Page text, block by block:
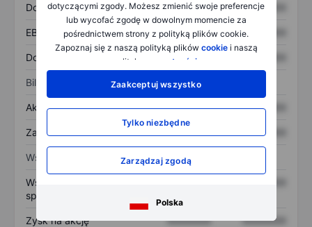
dotyczącymi zgody. Możesz zmienić swoje preferencje
lub wycofać zgodę w dowolnym momencie za
pośrednictwem strony z polityką plików cookie.
Zapoznaj się z naszą polityką plików cookiei naszą
polityką
prywatności
Zaakceptuj wszystko
Tylko niezbędne
Zarządzaj zgodą
Polska
Dochód XXXXXXX XXXXXXX
EBITDA XXXXXXX XXXXXXX
Dochód netto XXXXXXX
Bilans
Aktywa ogółem XXXXXXX XXXXXXX
Zadłużenie ogółem XXXXXXX
Wskaźniki
Współczynnik cena do
sprzedaży
Zysk na akcję XXXXXXX XXXXXXX